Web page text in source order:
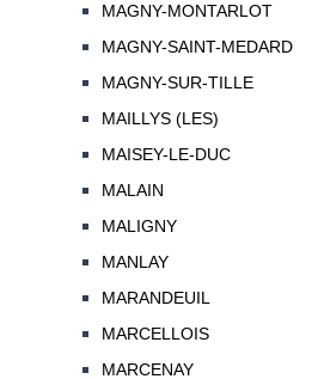
MAGNY-MONTARLOT
MAGNY-SAINT-MEDARD
MAGNY-SUR-TILLE
MAILLYS (LES)
MAISEY-LE-DUC
MALAIN
MALIGNY
MANLAY
MARANDEUIL
MARCELLOIS
MARCENAY